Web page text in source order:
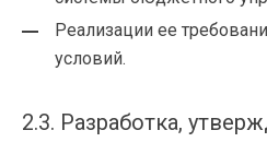
Реализации ее
условий.
2.3. Разработка,